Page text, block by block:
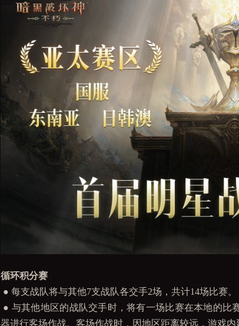
循环积分赛
● 每支战队将与其他7支战队各交手2场，共计14场比赛。
● 与其他地区的战队交手时，将有一场比赛在本地的比
器进行客场作战。客场作战时，因地区距离较远，游戏内